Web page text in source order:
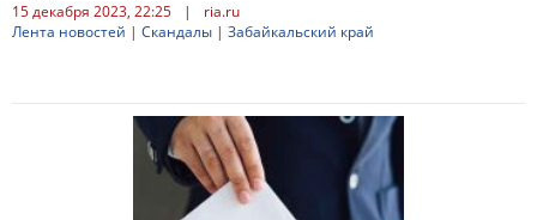
15 декабря 2023, 22:25 |
ria.ru
Лента новостей | Скандалы | Забайкальский край